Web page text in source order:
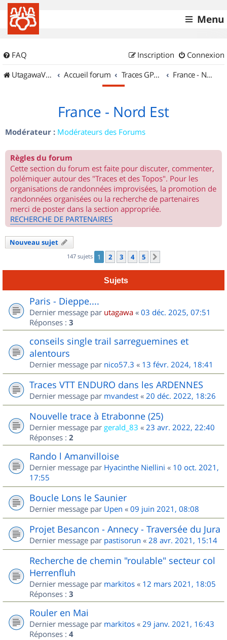
Menu
FAQ Connexion
Inscription
UtagawaVTT (Randos VTT et VTTAE avec traces GPS)
Accueil forum Traces GPS de randos VTT France - Nord Est
France - Nord Est
Modérateur : Modérateurs des Forums
Règles du forum
Cette section du forum est faite pour discuter, commenter,
polémiquer autour des "Traces et des Topos". Pour les
organisations de randonnées improvisées, la promotion de
randonnées organisées ou la recherche de partenaires
merci de poster dans la section appropriée.
RECHERCHE DE PARTENAIRES
Nouveau sujet
147 sujets 1 2 3 4 5
Sujets
Paris - Dieppe....
Dernier message par utagawa « 03 déc. 2025, 07:51
Réponses : 3
conseils single trail sarreguemines et
alentours
Dernier message par nico57.3 « 13 févr. 2024, 18:41
Traces VTT ENDURO dans les ARDENNES
Dernier message par mvandest « 20 déc. 2022, 18:26
Nouvelle trace à Etrabonne (25)
Dernier message par gerald_83 « 23 avr. 2022, 22:40
Réponses : 2
Rando l Amanvilloise
Dernier message par Hyacinthe Niellini « 10 oct. 2021,
17:55
Boucle Lons le Saunier
Dernier message par Upen « 09 juin 2021, 08:08
Projet Besancon - Annecy - Traversée du Jura
Dernier message par pastisorun « 28 avr. 2021, 15:14
Recherche de chemin "roulable" secteur col
Herrenfluh
Dernier message par markitos « 12 mars 2021, 18:05
Réponses : 3
Rouler en Mai
Dernier message par markitos « 29 janv. 2021, 16:43
Réponses : 4